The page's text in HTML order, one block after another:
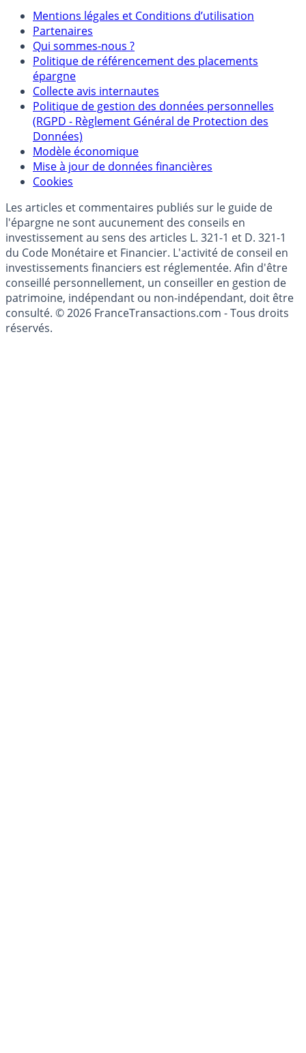
Mentions légales et Conditions d’utilisation
Partenaires
Qui sommes-nous ?
Politique de référencement des placements
épargne
Collecte avis internautes
Politique de gestion des données personnelles
(RGPD - Règlement Général de Protection des
Données)
Modèle économique
Mise à jour de données financières
Cookies
Les articles et commentaires publiés sur le guide de
l'épargne ne sont aucunement des conseils en
investissement au sens des articles L. 321-1 et D. 321-1
du Code Monétaire et Financier. L'activité de conseil en
investissements financiers est réglementée. Afin d'être
conseillé personnellement, un conseiller en gestion de
patrimoine, indépendant ou non-indépendant, doit être
consulté. © 2026 FranceTransactions.com - Tous droits
réservés.